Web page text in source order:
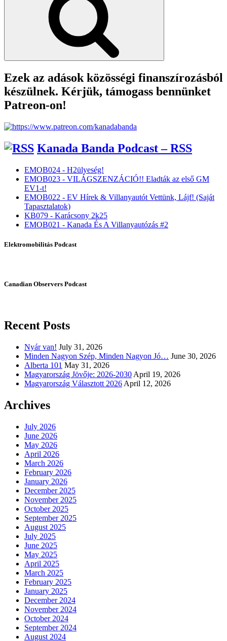
Ezek az adások közösségi finanszírozásból
készülnek. Kérjük, támogass bennünket
Patreon-on!
Kanada Banda Podcast – RSS
EMOB024 - H2ülyeség!
EMOB023 - VILÁGSZENZÁCIÓ!! Eladták az első GM
EV1-t!
EMOB022 - EV Hírek & Villanyautót Vettünk, Lájf! (Saját
Tapasztalatok)
KB079 - Karácsony 2k25
EMOB021 - Kanada És A Villanyautózás #2
Elektromobilitás Podcast
Canadian Observers Podcast
Recent Posts
Nyár van! July 31, 2026
Minden Nagyon Szép, Minden Nagyon Jó… June 30, 2026
Alberta 101 May 31, 2026
Magyarország Jövője: 2026-2030 April 19, 2026
Magyarország Választott 2026 April 12, 2026
Archives
July 2026
June 2026
May 2026
April 2026
March 2026
February 2026
January 2026
December 2025
November 2025
October 2025
September 2025
August 2025
July 2025
June 2025
May 2025
April 2025
March 2025
February 2025
January 2025
December 2024
November 2024
October 2024
September 2024
August 2024